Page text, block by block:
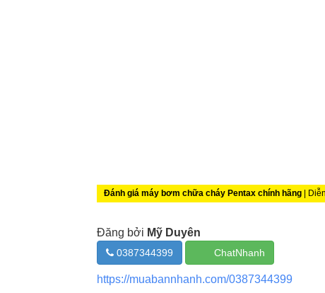
Đánh giá máy bơm chữa cháy Pentax chính hãng |
Đăng bởi Mỹ Duyên
0387344399 ChatNhanh
https://muabannhanh.com/0387344399